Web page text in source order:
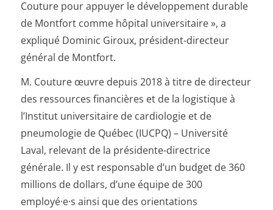
Couture pour appuyer le développement durable
de Montfort comme hôpital universitaire », a
expliqué Dominic Giroux, président-directeur
général de Montfort.
M. Couture œuvre depuis 2018 à titre de directeur
des ressources financières et de la logistique à
l’Institut universitaire de cardiologie et de
pneumologie de Québec (IUCPQ) – Université
Laval, relevant de la présidente-directrice
générale. Il y est responsable d’un budget de 360
millions de dollars, d’une équipe de 300
employé·e·s ainsi que des orientations